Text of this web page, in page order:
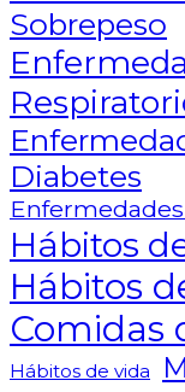
Sobrepeso
Diabetes
Hábitos
Hábitos
Comidas
Hábitos de vida